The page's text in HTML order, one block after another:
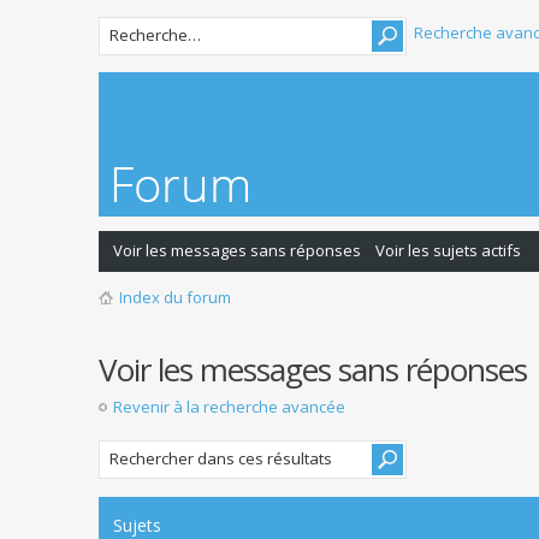
Recherche
Voir les messages sans réponses Voir les sujets actifs
Index du forum
Voir les messages sans réponses
Revenir à la recherche avancée
Sujets